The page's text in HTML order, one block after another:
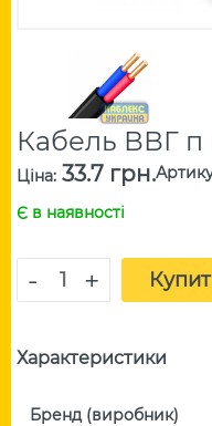
Кабель ВВГ п
Ціна: 33.7 грн.
Є в наявності
- +
Характеристики
Бренд (виробник)